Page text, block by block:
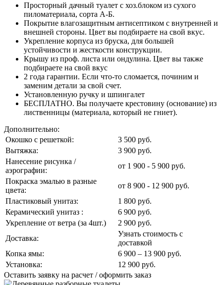
Просторный дачный туалет с хоз.блоком из сухого
пиломатериала, сорта А-Б.
Покрытие влагозащитным антисептиком с внутренней и
внешней стороны. Цвет вы подбираете на свой вкус.
Укрепление корпуса из бруска, для большей
устойчивости и жесткости конструкции.
Крышу из проф. листа или ондулина. Цвет вы также
подбираете на свой вкус
2 года гарантии. Если что-то сломается, починим и
заменим детали за свой счет.
Установленную ручку и шпингалет
БЕСПЛАТНО. Вы получаете крестовину (основание) из
лиственницы (материала, который не гниет).
Дополнительно:
Окошко с решеткой:
3 500 руб.
Вытяжка:
3 900 руб.
Нанесение рисунка /
аэрографии:
от 1 900 - 5 900 руб.
Покраска эмалью в разные
цвета:
от 8 900 - 12 900 руб.
Пластиковый унитаз:
1 800 руб.
Керамический унитаз :
6 900 руб.
Укрепление от ветра (за 4шт.)
2 900 руб.
Доставка:
Узнать стоимость с
доставкой
Копка ямы:
6 900 – 13 900 руб.
Установка:
12 900 руб.
Оставить заявку на расчет / оформить заказ